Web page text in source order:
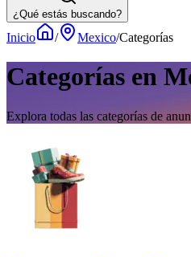
¿Qué estás buscando?
Inicio / Mexico/Categorías
Categorías en
Explora todas las categorías de